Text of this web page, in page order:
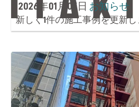
2026年01月05日 お知らせ
新しく1件の施工事例を更新